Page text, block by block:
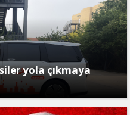
yola çıkmaya